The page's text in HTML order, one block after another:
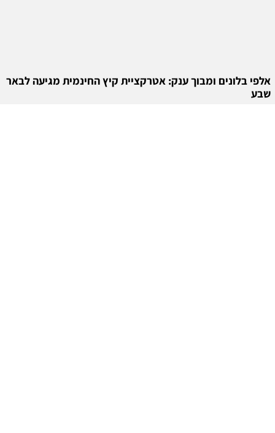
אלפי בלונים ומבוך ענק: אטרקציית קיץ החינמית מגיעה לבאר
שבע